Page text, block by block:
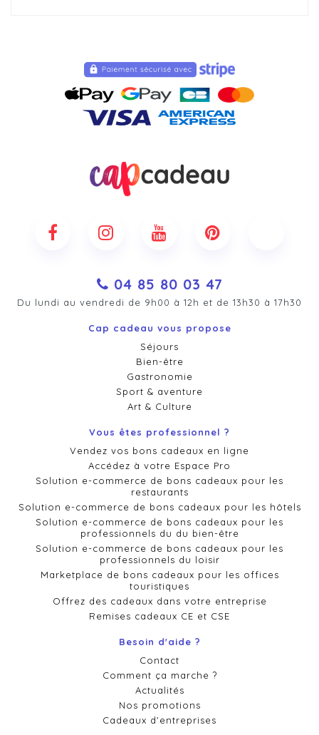
04 85 80 03 47
Du lundi au vendredi de 9h00 à 12h et de 13h30 à 17h30
Cap cadeau vous propose
Séjours
Bien-être
Gastronomie
Sport & aventure
Art & Culture
Vous êtes professionnel ?
Vendez vos bons cadeaux en ligne
Accédez à votre Espace Pro
Solution e-commerce de bons cadeaux pour les
restaurants
Solution e-commerce de bons cadeaux pour les hôtels
Solution e-commerce de bons cadeaux pour les
professionnels du du bien-être
Solution e-commerce de bons cadeaux pour les
professionnels du loisir
Marketplace de bons cadeaux pour les offices
touristiques
Offrez des cadeaux dans votre entreprise
Remises cadeaux CE et CSE
Besoin d'aide ?
Contact
Comment ça marche ?
Actualités
Nos promotions
Cadeaux d'entreprises